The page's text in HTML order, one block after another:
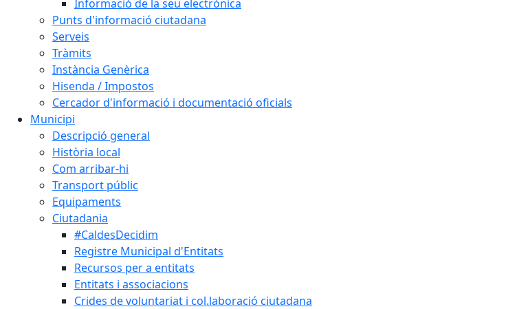
Informació de la seu electrònica
Punts d'informació ciutadana
Serveis
Tràmits
Instància Genèrica
Hisenda / Impostos
Cercador d'informació i documentació oficials
Municipi
Descripció general
Història local
Com arribar-hi
Transport públic
Equipaments
Ciutadania
#CaldesDecidim
Registre Municipal d'Entitats
Recursos per a entitats
Entitats i associacions
Crides de voluntariat i col.laboració ciutadana